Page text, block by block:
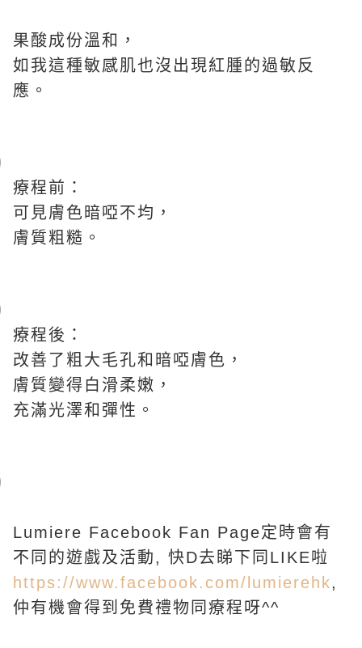
果酸成份溫和，
如我這種敏感肌也沒出現紅腫的過敏反
應。
療程前：
可見膚色暗啞不均，
膚質粗糙。
療程後：
改善了粗大毛孔和暗啞膚色，
膚質變得白滑柔嫩，
充滿光澤和彈性。
Lumiere Facebook Fan Page定時會有
不同的遊戲及活動, 快D去睇下同LIKE啦
https://www.facebook.com/lumierehk,
仲有機會得到免費禮物同療程呀^^